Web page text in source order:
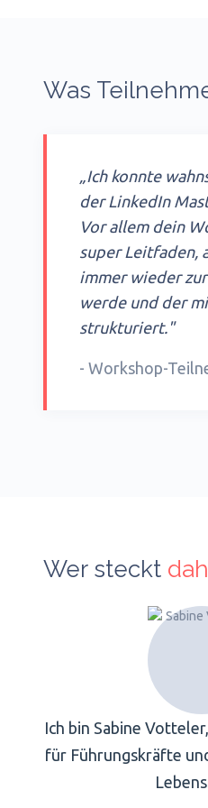
Was
„Ich konnte
der LinkedIn
Vor allem dein
super Leitfaden,
immer wieder
werde und der
strukturiert."
- Workshop-
Wer steckt
Ich bin Sabine
für Führungskräfte